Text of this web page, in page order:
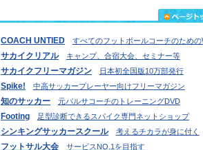
COACH UNTIED すべてのフットボールコーチのための
サカイクリアル キャンプ、合宿大会、セミナー等
サカイクフリーマガジン 日本初全国版10万部発行
Spike! 中高サッカープレーヤー向けフリーマガジン
知のサッカー 元バルサコーチのトレーニングDVD
Footing 足型診断できるスパイク専門ネットショップ
シンキングサッカースクール 考えるチカラが身に付く
フットサル大会 サービスNO.1を目指す